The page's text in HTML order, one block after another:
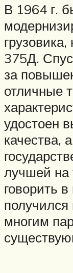
В 1964 г.
375Д.
за
отличные
удостоен
качества,
лучшей на
говорить
многим